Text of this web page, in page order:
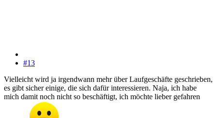
#13
Vielleicht wird ja irgendwann mehr über Laufgeschäfte geschrieben,
es gibt sicher einige, die sich dafür interessieren. Naja, ich habe
mich damit noch nicht so beschäftigt, ich möchte lieber gefahren